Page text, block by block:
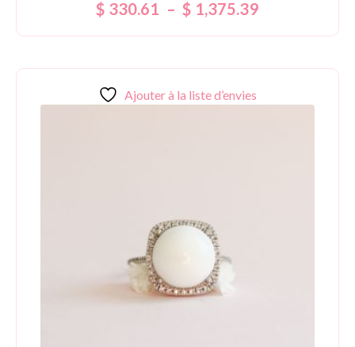
5.00
$ 330.61 – $ 1,375.39
Ajouter à la liste d’envies